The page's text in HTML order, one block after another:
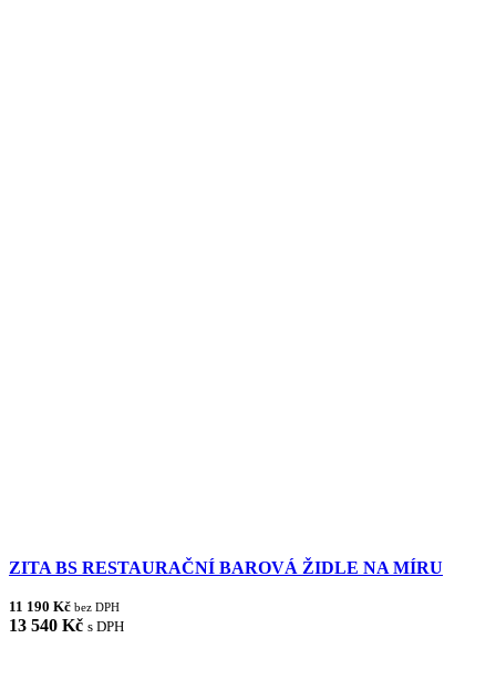
ZITA BS RESTAURAČNÍ BAROVÁ ŽIDLE NA MÍRU
11 190 Kč bez DPH
13 540 Kč s DPH